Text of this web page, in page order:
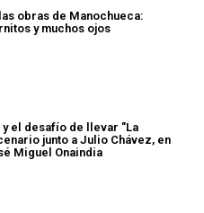
obras de Manochueca:
y muchos ojos
y el desafío de llevar "La
junto a Julio Chávez, en
Miguel Onaindia